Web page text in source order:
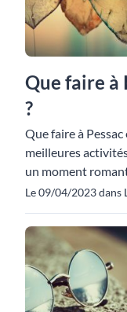
Que faire à
?
Que faire à
meilleures
un moment
Le 09/04/2023 dans